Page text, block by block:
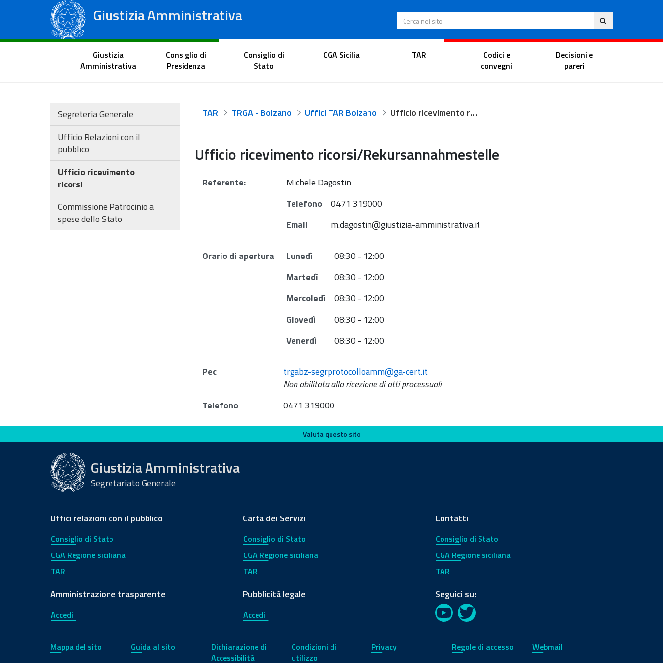
Giustizia Amministrativa
Tribunali Amministrativi Regionali
Ita
Cerca nel sito
Portale del cittadino Portale dell'avvocato Portale del magistrato
Giustizia
Amministrativa
Consiglio di
Presidenza
Consiglio di
Stato
CGA Sicilia TAR
Codici e
convegni
Decisioni e
pareri
Segreteria Generale
Ufficio Relazioni con il
pubblico
Ufficio ricevimento
ricorsi
Commissione Patrocinio a
spese dello Stato
TAR TRGA - Bolzano Uffici TAR Bolzano Ufficio ricevimento ricorsi
Ufficio ricevimento ricorsi/Rekursannahmestelle
Referente:
Michele Dagostin
Telefono
0471 319000
Email
m.dagostin@giustizia-amministrativa.it
Orario di apertura Lunedì
08:30 - 12:00
Martedì
08:30 - 12:00
Mercoledì
08:30 - 12:00
Giovedì
08:30 - 12:00
Venerdì
08:30 - 12:00
Pec
trgabz-segrprotocolloamm@ga-cert.it
Non abilitata alla ricezione di atti processuali
Telefono
0471 319000
Valuta questo sito Valuta questo sito
Giustizia Amministrativa
Segretariato Generale
Uffici relazioni con il pubblico
Consiglio di Stato
CGA Regione siciliana
TAR
Amministrazione trasparente
Accedi
Carta dei Servizi
Consiglio di Stato
CGA Regione siciliana
TAR
Pubblicità legale
Accedi
Contatti
Consiglio di Stato
CGA Regione siciliana
TAR
Seguici su:
YouTubeTwitter
Mappa del sito Guida al sito
Dichiarazione di
Accessibilità
Condizioni di
utilizzo
Privacy Regole di accesso Webmail